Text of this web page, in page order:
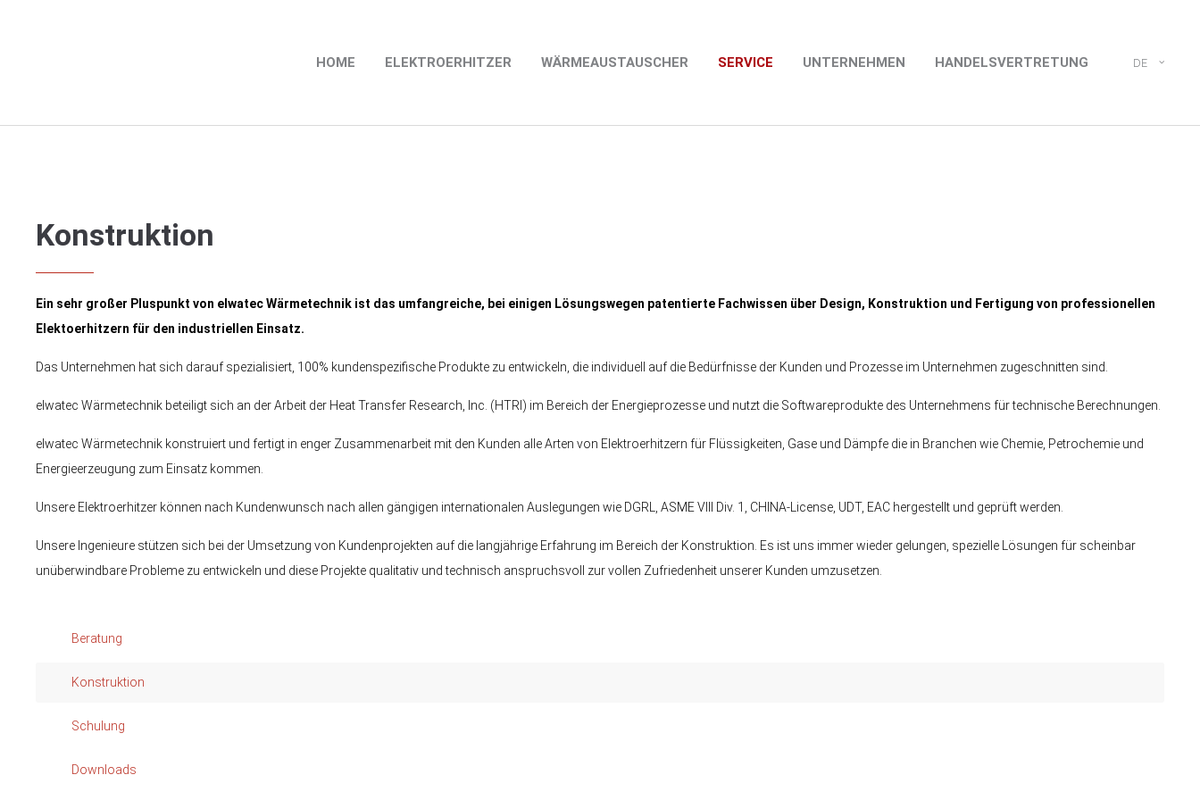
Register|Lost your password?
Support
Lorem ipsum dolor sit amet:
24h/ 365days
We offer support for our customers
Mon - Fri 8:00am - 5:00pm
(GMT +1)
Get in touch
Cybersteel Inc.
San Francisco, CA 94102
Have any questions?
DE
HOME ELEKTROERHITZER WÄRMEAUSTAUSCHER SERVICE UNTERNEHMEN HANDELSVERTRETUNG
Konstruktion
Ein sehr großer Pluspunkt von elwatec Wärmetechnik ist das umfangreiche, bei einigen Lösungswegen patentierte Fachwissen über Design, Konstruktion und Fertigung von professionellen
Elektoerhitzern für den industriellen Einsatz.
Das Unternehmen hat sich darauf spezialisiert, 100% kundenspezifische Produkte zu entwickeln, die individuell auf die Bedürfnisse der Kunden und Prozesse im Unternehmen zugeschnitten sind.
elwatec Wärmetechnik beteiligt sich an der Arbeit der Heat Transfer Research, lnc. (HTRl) im Bereich der Energieprozesse und nutzt die Softwareprodukte des Unternehmens für technische Berechnungen.
elwatec Wärmetechnik konstruiert und fertigt in enger Zusammenarbeit mit den Kunden alle Arten von Elektroerhitzern für Flüssigkeiten, Gase und Dämpfe die in Branchen wie Chemie, Petrochemie und
Energieerzeugung zum Einsatz kommen.
Unsere Elektroerhitzer können nach Kundenwunsch nach allen gängigen internationalen Auslegungen wie DGRL, ASME VIII Div. 1, CHINA-License, UDT, EAC hergestellt und geprüft werden.
Unsere Ingenieure stützen sich bei der Umsetzung von Kundenprojekten auf die langjährige Erfahrung im Bereich der Konstruktion. Es ist uns immer wieder gelungen, spezielle Lösungen für scheinbar
unüberwindbare Probleme zu entwickeln und diese Projekte qualitativ und technisch anspruchsvoll zur vollen Zufriedenheit unserer Kunden umzusetzen.
Beratung
Konstruktion
Schulung
Downloads